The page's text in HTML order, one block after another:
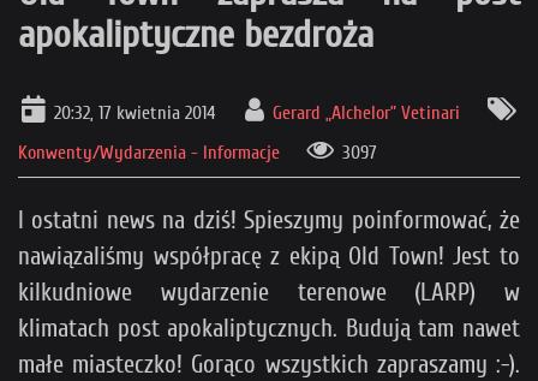
apokaliptyczne bezdroża
20:32, 17 kwietnia 2014
Gerard „Alchelor” Vetinari
Konwenty/Wydarzenia - Informacje
3097
I ostatni news na dziś! Spieszymy poinformować, że
nawiązaliśmy współpracę z ekipą Old Town! Jest to
kilkudniowe wydarzenie terenowe (LARP) w
klimatach post apokaliptycznych. Budują tam nawet
małe miasteczko! Gorąco wszystkich zapraszamy :-).